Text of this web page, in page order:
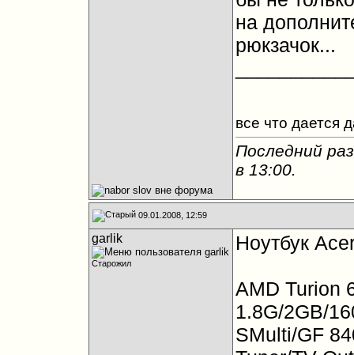
на
рюкзачок...
все что дается
Последний
в 13:00.
09.01.2008, 12:59
garlik
Старожил
Ноутбук
AMD Turion
1.8G/2GB/
SMulti/GF